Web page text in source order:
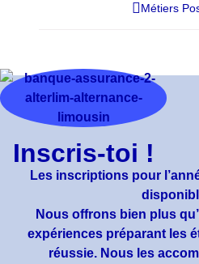
Métiers
Inscris-toi !
Les inscriptions pour
Nous offrons bien plus
expériences préparant les
réussie. Nous les